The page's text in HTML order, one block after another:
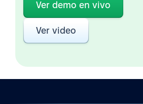
Ver demo en vivo
Ver video